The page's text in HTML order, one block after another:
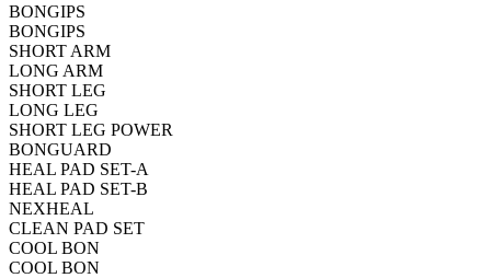
BONGIPS
BONGIPS
SHORT ARM
LONG ARM
SHORT LEG
LONG LEG
SHORT LEG POWER
BONGUARD
HEAL PAD SET-A
HEAL PAD SET-B
NEXHEAL
CLEAN PAD SET
COOL BON
COOL BON